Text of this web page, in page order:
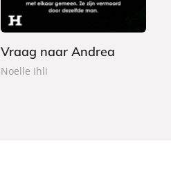
Vraag naar Andrea
Noelle Ihli